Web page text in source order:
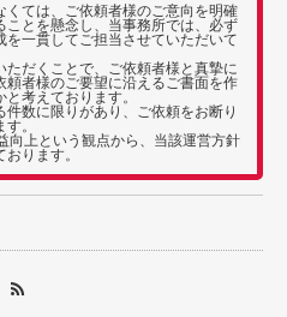
くては、ご依頼者様のご意向を明確
ことを懸念し、当事務所では、必ず
一貫してご担当させていただいて
だくことで、ご依頼者様と真摯に
者様のご要望に沿えるご書面を作
考えております。
数に限りがあり、ご依頼をお断り
。
向上という観点から、当該運営方針
ります。